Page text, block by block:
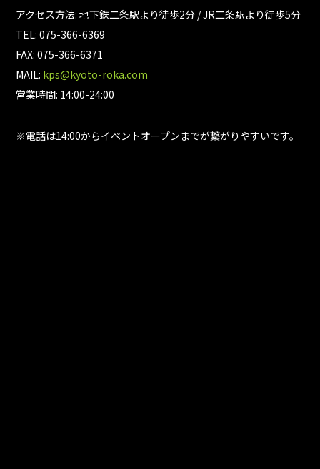
アクセス方法: 地下鉄二条駅より徒歩2分 / JR二条駅より徒歩5分
TEL: 075-366-6369
FAX: 075-366-6371
MAIL: kps@kyoto-roka.com
営業時間: 14:00-24:00
※電話は14:00からイベントオープンまでが繋がりやすいです。